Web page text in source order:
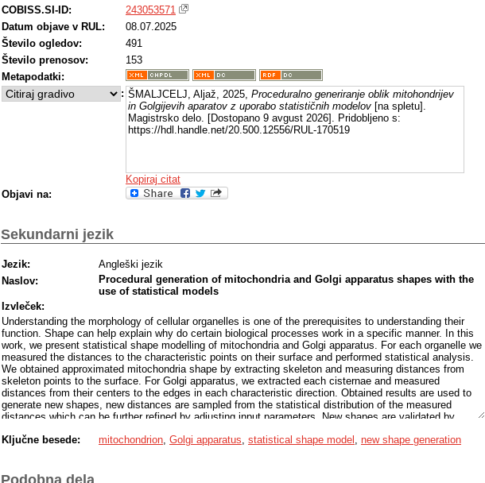
COBISS.SI-ID:
243053571
Datum objave v RUL:
08.07.2025
Število ogledov:
491
Število prenosov:
153
Metapodatki:
: ŠMALJCELJ, Aljaž, 2025, Proceduralno generiranje oblik mitohondrijev
in Golgijevih aparatov z uporabo statističnih modelov [na spletu].
Magistrsko delo. [Dostopano 9 avgust 2026]. Pridobljeno s:
https://hdl.handle.net/20.500.12556/RUL-170519
Kopiraj citat
Objavi na:
Sekundarni jezik
Jezik:
Angleški jezik
Naslov:
Procedural generation of mitochondria and Golgi apparatus shapes with the
use of statistical models
Izvleček:
Understanding the morphology of cellular organelles is one of the prerequisites to understanding their
function. Shape can help explain why do certain biological processes work in a specific manner. In this
work, we present statistical shape modelling of mitochondria and Golgi apparatus. For each organelle we
measured the distances to the characteristic points on their surface and performed statistical analysis.
We obtained approximated mitochondria shape by extracting skeleton and measuring distances from
skeleton points to the surface. For Golgi apparatus, we extracted each cisternae and measured
distances from their centers to the edges in each characteristic direction. Obtained results are used to
generate new shapes, new distances are sampled from the statistical distribution of the measured
distances which can be further refined by adjusting input parameters. New shapes are validated by
shape of a sample not included in the statistical analysis. Derived mitochondria shapes present closely
Ključne besede: mitochondrion Golgi apparatus statistical shape model new shape generation
Podobna dela